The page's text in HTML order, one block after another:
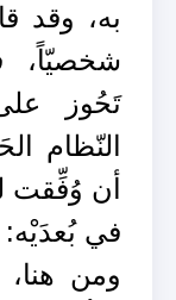
به، وقد
شخصيّاً،
تَحُوز
النّظام
أن وُفِّقت
في
ومن